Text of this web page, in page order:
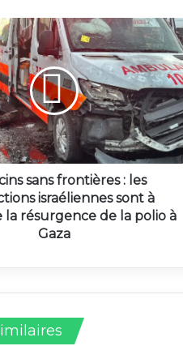
sans frontières : les
israéliennes sont à
la résurgence de la polio à
Gaza